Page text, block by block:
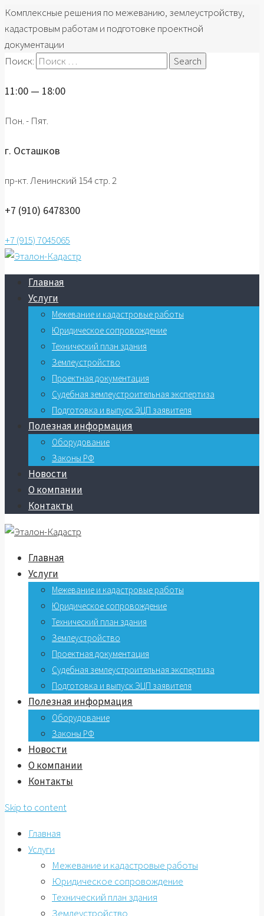
Комплексные решения по межеванию, землеустройству,
кадастровым работам и подготовке проектной
документации
Поиск:
11:00 — 18:00
Пон. - Пят.
г. Осташков
пр-кт. Ленинский 154 стр. 2
+7 (910) 6478300
+7 (915) 7045065
Главная
Услуги
Межевание и кадастровые работы
Юридическое сопровождение
Технический план здания
Землеустройство
Проектная документация
Судебная землеустроительная экспертиза
Подготовка и выпуск ЭЦП заявителя
Полезная информация
Оборудование
Законы РФ
Новости
О компании
Контакты
Главная
Услуги
Межевание и кадастровые работы
Юридическое сопровождение
Технический план здания
Землеустройство
Проектная документация
Судебная землеустроительная экспертиза
Подготовка и выпуск ЭЦП заявителя
Полезная информация
Оборудование
Законы РФ
Новости
О компании
Контакты
Skip to content
Главная
Услуги
Межевание и кадастровые работы
Юридическое сопровождение
Технический план здания
Землеустройство